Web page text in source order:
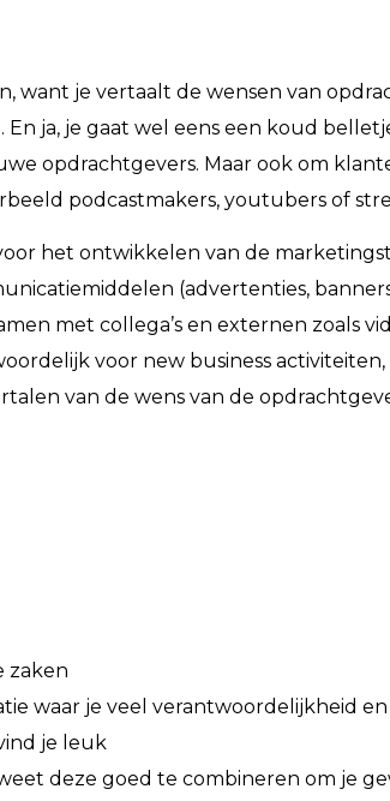
want je vertaalt de wensen van
ja, je gaat wel eens een koud
opdrachtgevers. Maar ook om
podcastmakers, youtubers of
het ontwikkelen van de
(advertenties,
met collega’s en externen zoals
voor new business
van de wens van de
zaken
waar je veel verantwoordelijkheid
je leuk
deze goed te combineren om je